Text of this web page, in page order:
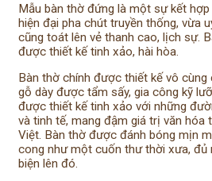
Mẫu bàn thờ đứng là một sự kết
hiện đại pha chút truyền thống, vừa
cũng toát lên vẻ thanh cao, lịch sự.
được thiết kế tinh xảo, hài hòa.
Bàn thờ chính được thiết kế vô cùng
gỗ dày được tẩm sấy, gia công kỹ
được thiết kế tinh xảo với những
và tinh tế, mang đậm giá trị văn hóa
Việt. Bàn thờ được đánh bóng mịn
cong như một cuốn thư thời xưa, đủ
biện lên đó.